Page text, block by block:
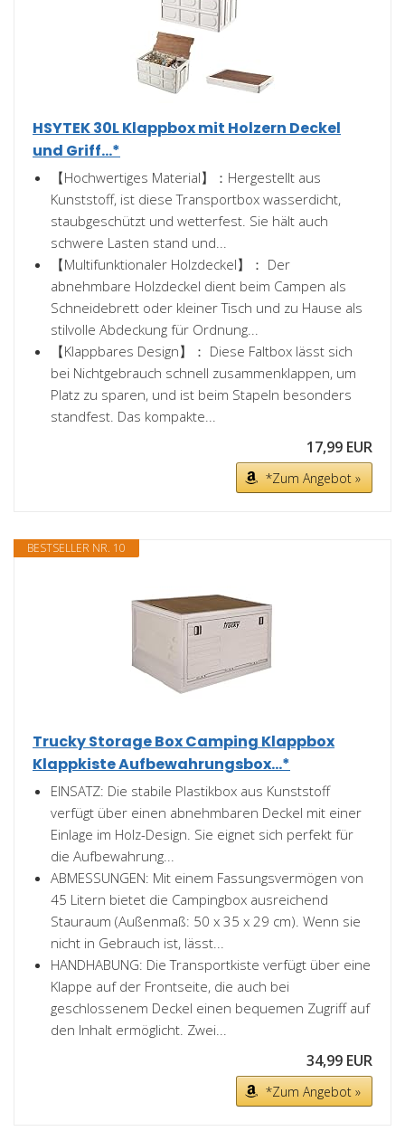
HSYTEK 30L Klappbox mit Holzern Deckel
und Griff...*
【Hochwertiges Material】：Hergestellt aus
Kunststoff, ist diese Transportbox wasserdicht,
staubgeschützt und wetterfest. Sie hält auch
schwere Lasten stand und...
【Multifunktionaler Holzdeckel】： Der
abnehmbare Holzdeckel dient beim Campen als
Schneidebrett oder kleiner Tisch und zu Hause als
stilvolle Abdeckung für Ordnung...
【Klappbares Design】： Diese Faltbox lässt sich
bei Nichtgebrauch schnell zusammenklappen, um
Platz zu sparen, und ist beim Stapeln besonders
standfest. Das kompakte...
17,99 EUR
*Zum Angebot »
BESTSELLER NR. 10
Trucky Storage Box Camping Klappbox
Klappkiste Aufbewahrungsbox...*
EINSATZ: Die stabile Plastikbox aus Kunststoff
verfügt über einen abnehmbaren Deckel mit einer
Einlage im Holz-Design. Sie eignet sich perfekt für
die Aufbewahrung...
ABMESSUNGEN: Mit einem Fassungsvermögen von
45 Litern bietet die Campingbox ausreichend
Stauraum (Außenmaß: 50 x 35 x 29 cm). Wenn sie
nicht in Gebrauch ist, lässt...
HANDHABUNG: Die Transportkiste verfügt über eine
Klappe auf der Frontseite, die auch bei
geschlossenem Deckel einen bequemen Zugriff auf
den Inhalt ermöglicht. Zwei...
34,99 EUR
*Zum Angebot »